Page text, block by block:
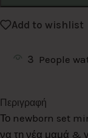
Add to wishlist
3 People
Περιγραφή
Το newborn set
να τη νέα μαμά &